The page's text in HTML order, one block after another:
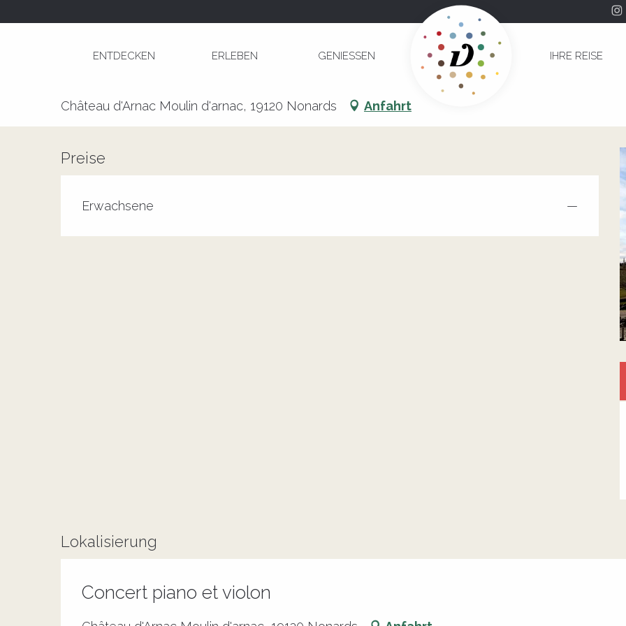
ENTDECKEN ERLEBEN GENIESSEN IHRE REISE
Château d'Arnac Moulin d'arnac, 19120 Nonards Anfahrt
Preise
Erwachsene —
Lokalisierung
Concert piano et violon